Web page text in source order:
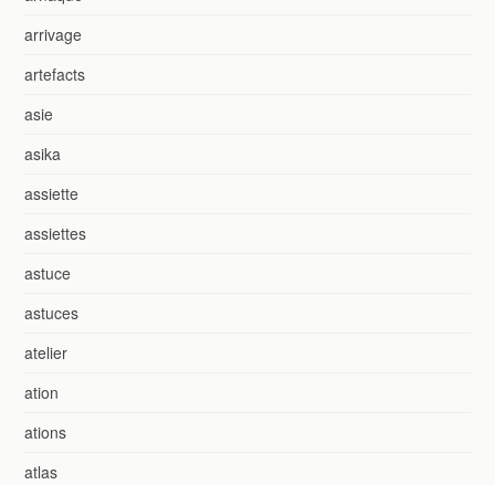
arrivage
artefacts
asie
asika
assiette
assiettes
astuce
astuces
atelier
ation
ations
atlas